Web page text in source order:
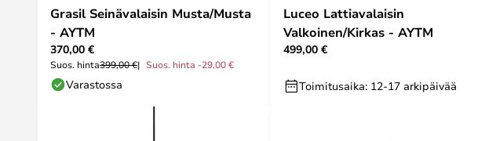
Grasil Seinävalaisin Musta/Musta
- AYTM
370,00 €
Suos. hinta399,00 € Suos. hinta -29,00 €
Varastossa
Luceo Lattiavalaisin
Valkoinen/Kirkas - AYTM
499,00 €
Toimitusaika: 12-17 arkipäivää